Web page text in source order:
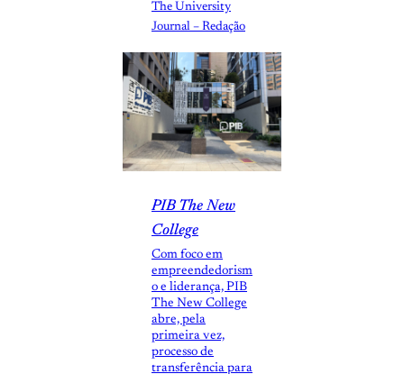
The University
Journal – Redação
PIB The New
College
Com foco em
empreendedorism
o e liderança, PIB
The New College
abre, pela
primeira vez,
processo de
transferência para